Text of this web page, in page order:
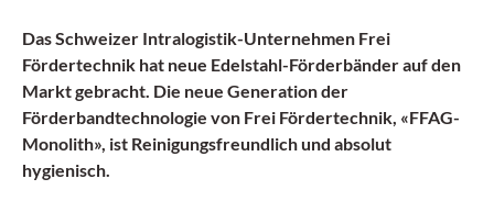
Das Schweizer Intralogistik-Unternehmen Frei
Fördertechnik hat neue Edelstahl-Förderbänder auf den
Markt gebracht. Die neue Generation der
Förderbandtechnologie von Frei Fördertechnik, «FFAG-
Monolith», ist Reinigungsfreundlich und absolut
hygienisch.